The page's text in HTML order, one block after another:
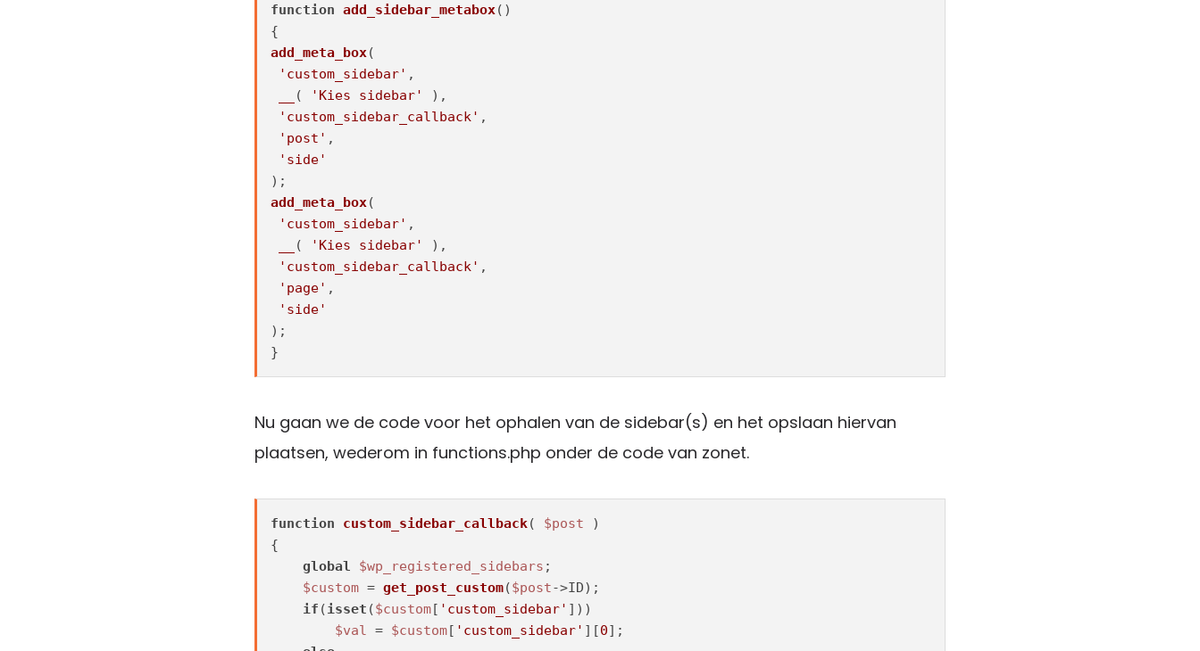
function add_sidebar_metabox(
add_meta_box(
'custom_sidebar' ,
( 'Kies sidebar'
),
'custom_sidebar_callback' ,
'post' ,
'side'
add_meta_box(
'custom_sidebar' ,
( 'Kies sidebar'
),
'custom_sidebar_callback' ,
'page' ,
'side'
);
}
Nu gaan we de code voor het ophalen van de sidebar(s) en het opslaan hiervan
plaatsen, wederom in functions.php onder de code van zonet.
function custom_sidebar_callback( $post
{
global
$wp_registered_sidebars ;
$custom = get_post_custom($post->ID);
if (isset ($custom[ 'custom_sidebar' ]))
$val = $custom[ 'custom_sidebar' ][0];